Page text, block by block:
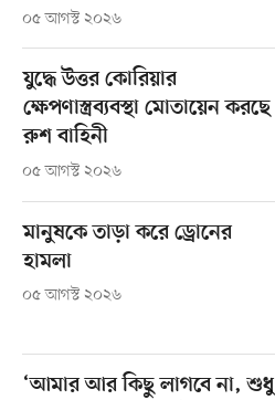
০৫ আগস্ট ২০২৬
যুদ্ধে উত্তর কোরিয়ার
ক্ষেপণাস্ত্রব্যবস্থা মোতায়েন করছে
রুশ বাহিনী
০৫ আগস্ট ২০২৬
মানুষকে তাড়া করে ড্রোনের
হামলা
০৫ আগস্ট ২০২৬
‘আমার আর কিছু লাগবে না, শুধু